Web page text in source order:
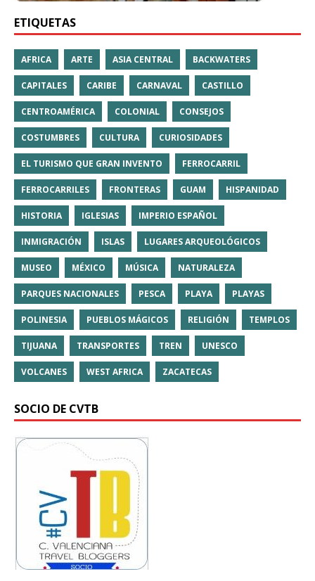
ETIQUETAS
AFRICA ARTE ASIA CENTRAL BACKWATERS
CAPITALES CARIBE CARNAVAL CASTILLO
CENTROAMÉRICA COLONIAL CONSEJOS
COSTUMBRES CULTURA CURIOSIDADES
EL TURISMO QUE GRAN INVENTO FERROCARRIL
FERROCARRILES FRONTERAS GUAM HISPANIDAD
HISTORIA IGLESIAS IMPERIO ESPAÑOL
INMIGRACIÓN ISLAS LUGARES ARQUEOLÓGICOS
MUSEO MÉXICO MÚSICA NATURALEZA
PARQUES NACIONALES PESCA PLAYA PLAYAS
POLINESIA PUEBLOS MÁGICOS RELIGIÓN TEMPLOS
TIJUANA TRANSPORTES TREN UNESCO
VOLCANES WEST AFRICA ZACATECAS
SOCIO DE CVTB